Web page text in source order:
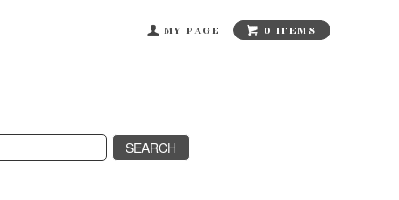
MY PAGE 0 ITEMS